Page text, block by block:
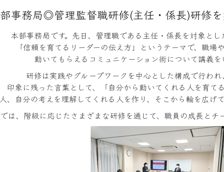
事務局◎管理監督職研修(主任・係長)研修
本部事務局です。先日、管理職である主任・係長を対象とし
「信頼を育てるリーダーの伝え方」というテーマで、職場
動いてもらえるコミュニケーション術について講義を
研修は実践やグループワークを中心とした構成で行われ
印象に残った言葉として、「自分から動いてくれる人を育て
、自分の考えを理解してくれる人を作り、そこから輪を広げ
は、階級に応じたさまざまな研修を通じて、職員の成長とチ